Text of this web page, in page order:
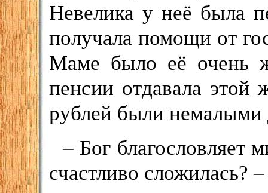
Невелика у неё была
получала помощи от
Маме было её очень
пенсии отдавала
рублей были немалыми
– Бог благословляет
счастливо сложилась?